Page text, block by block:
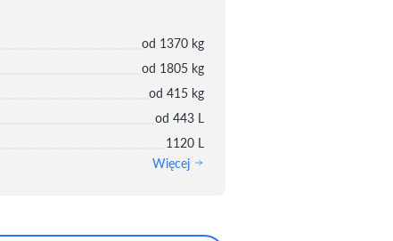
od 1370 kg
od 1805 kg
od 415 kg
od 443 L
1120 L
Więcej